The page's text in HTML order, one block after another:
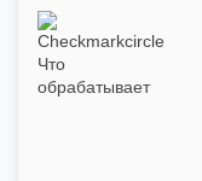
Что
обрабатывает